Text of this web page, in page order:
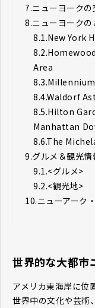
7.ニューヨーク
8.ニューヨーク
8.1.New York
8.2.
Area
8.3.
8.4.Waldorf
8.5.Hilton
Manhattan
8.6.The
9.グルメ＆観光情
9.1.<グルメ>
9.2.<観光地>
10.ニューアーク
世界的な大都市
アメリカ東海岸に位
世界中の文化や芸術